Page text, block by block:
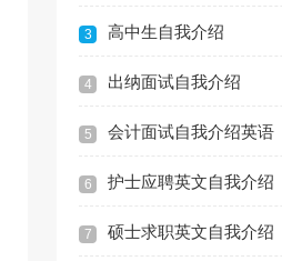
3 高中生自我介绍
4 出纳面试自我介绍
5 会计面试自我介绍英语
6 护士应聘英文自我介绍
7 硕士求职英文自我介绍